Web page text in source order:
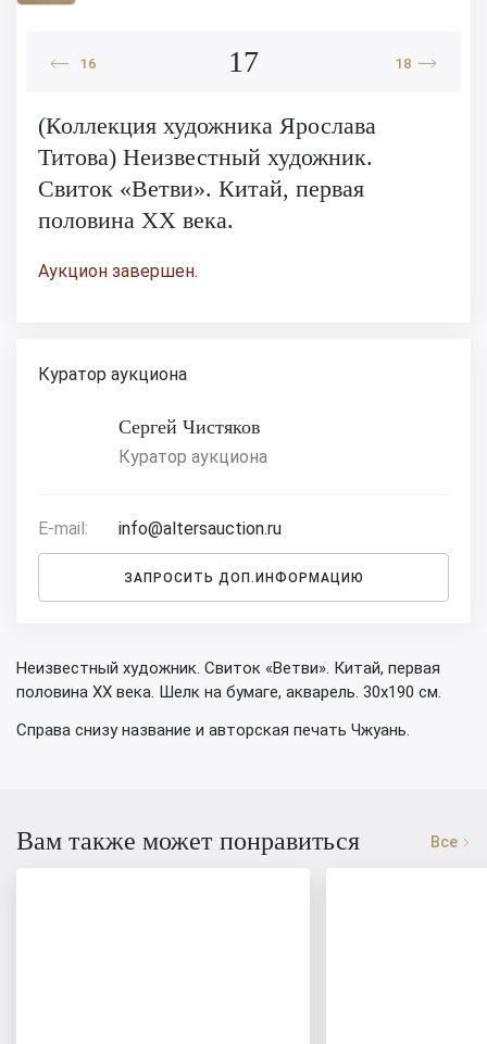
16 17 18
(Коллекция художника Ярослава
Титова) Неизвестный художник.
Свиток «Ветви». Китай, первая
половина XX века.
Аукцион завершен.
Куратор аукциона
Сергей Чистяков
Куратор аукциона
E-mail: info@altersauction.ru
ЗАПРОСИТЬ ДОП.ИНФОРМАЦИЮ
Неизвестный художник. Свиток «Ветви». Китай, первая
половина XX века. Шелк на бумаге, акварель. 30х190 см.
Справа снизу название и авторская печать Чжуань.
Вам также может понравиться Все